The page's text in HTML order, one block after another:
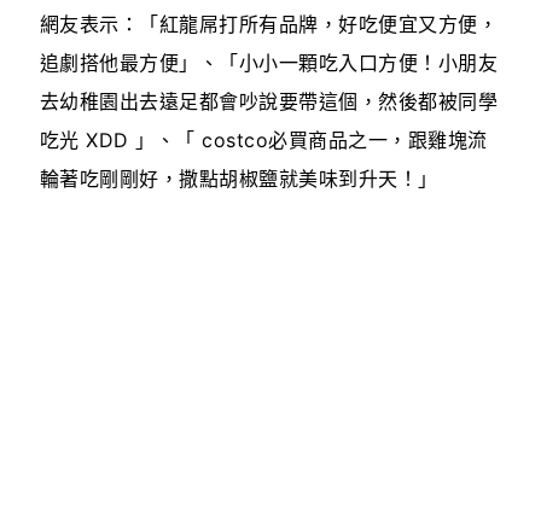
網友表示：「紅龍屌打所有品牌，好吃便宜又方便，
追劇搭他最方便」、「小小一顆吃入口方便！小朋友
去幼稚園出去遠足都會吵說要帶這個，然後都被同學
吃光 XDD 」、「 costco必買商品之一，跟雞塊流
輪著吃剛剛好，撒點胡椒鹽就美味到升天！」